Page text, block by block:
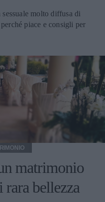
molto diffusa di
piace e consigli per
matrimonio
bellezza